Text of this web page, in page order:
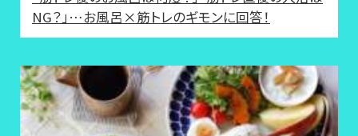
NG？」…お風呂×筋トレのギモンに回答！